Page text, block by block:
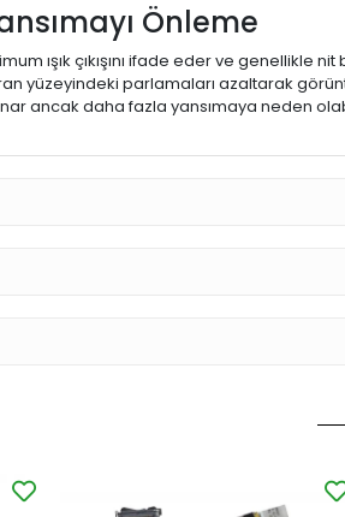
Önleme
ışık çıkışını ifade eder ve
yüzeyindeki parlamaları azaltarak
ancak daha fazla yansımaya neden